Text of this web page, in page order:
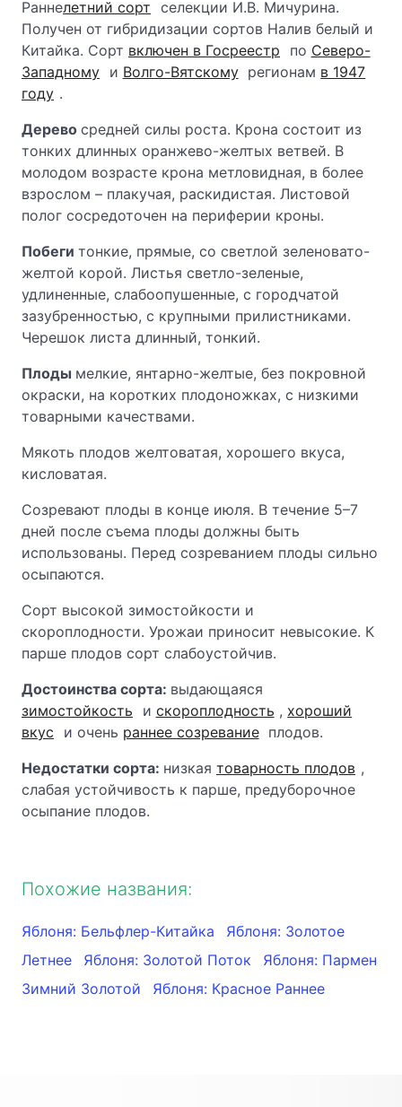
Раннелетний сорт селекции И.В. Мичурина.
Получен от гибридизации сортов Налив белый и
Китайка. Сорт включен в Госреестр по Северо-
Западному и Волго-Вятскому регионам в 1947
году .
Дерево средней силы роста. Крона состоит из
тонких длинных оранжево-желтых ветвей. В
молодом возрасте крона метловидная, в более
взрослом – плакучая, раскидистая. Листовой
полог сосредоточен на периферии кроны.
Побеги тонкие, прямые, со светлой зеленовато-
желтой корой. Листья светло-зеленые,
удлиненные, слабоопушенные, с городчатой
зазубренностью, с крупными прилистниками.
Черешок листа длинный, тонкий.
Плоды мелкие, янтарно-желтые, без покровной
окраски, на коротких плодоножках, с низкими
товарными качествами.
Мякоть плодов желтоватая, хорошего вкуса,
кисловатая.
Созревают плоды в конце июля. В течение 5–7
дней после съема плоды должны быть
использованы. Перед созреванием плоды сильно
осыпаются.
Сорт высокой зимостойкости и
скороплодности. Урожаи приносит невысокие. К
парше плодов сорт слабоустойчив.
Достоинства сорта: выдающаяся
зимостойкость
и скороплодность , хороший
вкус
и очень раннее созревание плодов.
Недостатки сорта: низкая товарность плодов ,
слабая устойчивость к парше, предуборочное
осыпание плодов.
Похожие названия:
Яблоня: Бельфлер-Китайка
Яблоня: Золотое
Летнее
Яблоня: Золотой Поток
Яблоня: Пармен
Зимний Золотой
Яблоня: Красное Раннее